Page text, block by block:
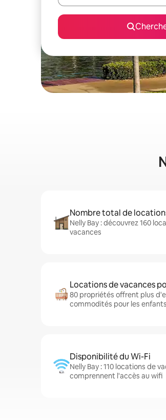
Nombre total de
Nelly Bay : découvrez 160
vacances
Locations de vacances
80 propriétés offrent plus
commodités pour les enfants
Disponibilité du Wi-Fi
Nelly Bay : 110 locations de
comprennent l'accès au wifi